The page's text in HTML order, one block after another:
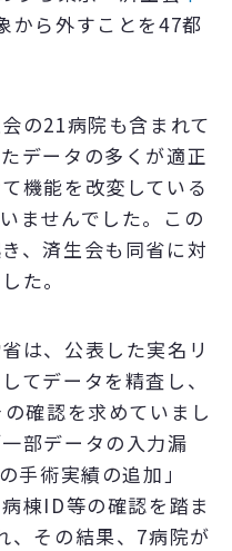
から外すことを47都
の21病院も含まれて
データの多くが適正
機能を改変している
ませんでした。この
、済生会も同省に対
た。
は、公表した実名リ
てデータを精査し、
確認を求めていまし
部データの入力漏
手術実績の追加」
棟ID等の確認を踏ま
、その結果、7病院が